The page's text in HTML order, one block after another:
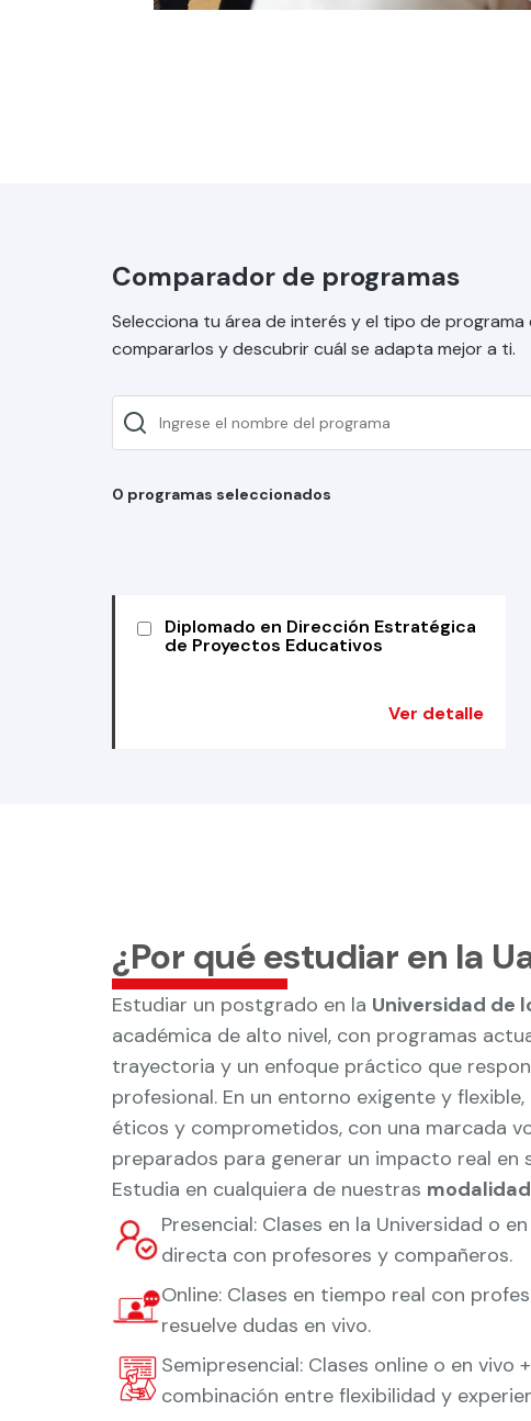
Comparador de programas
Selecciona tu área de interés y el tipo de programa
compararlos y descubrir cuál se adapta mejor a ti.
0 programas seleccionados
Diplomado en Dirección Estratégica
de Proyectos Educativos
Ver detalle
¿Por qué estudiar en la
Estudiar un postgrado en la Universidad de
académica de alto nivel, con programas
trayectoria y un enfoque práctico que
profesional. En un entorno exigente y
éticos y comprometidos, con una marcada
preparados para generar un impacto real en
Estudia en cualquiera de nuestras
Presencial: Clases en la Universidad o
directa con profesores y compañeros.
Online: Clases en tiempo real con
resuelve dudas en vivo.
Semipresencial: Clases online o en vivo
combinación entre flexibilidad y